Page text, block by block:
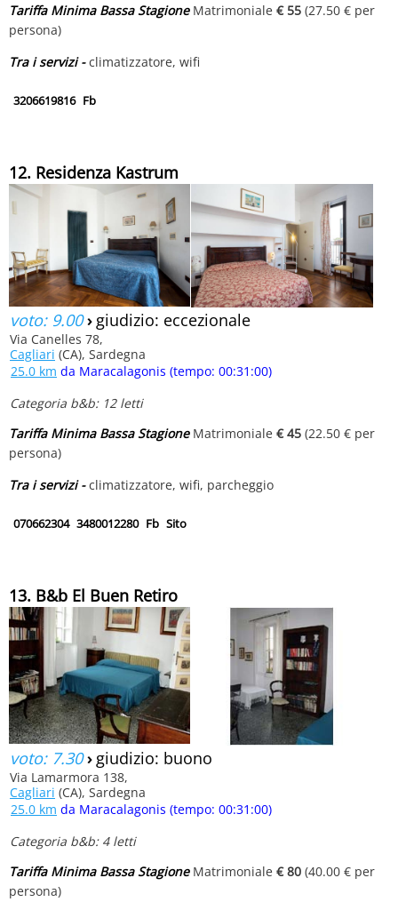
Tariffa Minima Bassa StagioneMatrimoniale € 55 (27.50 € per
persona)
Tra i servizi -climatizzatore, wifi
3206619816 Fb
12. Residenza Kastrum
voto: 9.00› giudizio: eccezionale
Via Canelles 78,
Cagliari (CA), Sardegna
25.0 km da Maracalagonis (tempo: 00:31:00)
Categoria b&b: 12 letti
Tariffa Minima Bassa StagioneMatrimoniale € 45 (22.50 € per
persona)
Tra i servizi -climatizzatore, wifi, parcheggio
070662304 3480012280 Fb Sito
13. B&b El Buen Retiro
voto: 7.30› giudizio: buono
Via Lamarmora 138,
Cagliari (CA), Sardegna
25.0 km da Maracalagonis (tempo: 00:31:00)
Categoria b&b: 4 letti
Tariffa Minima Bassa StagioneMatrimoniale € 80 (40.00 € per
persona)